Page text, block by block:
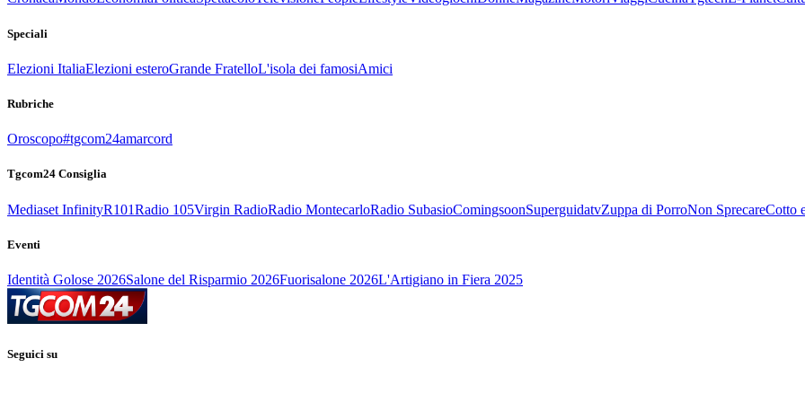
Speciali
Elezioni ItaliaElezioni esteroGrande FratelloL'isola dei famosiAmici
Rubriche
Oroscopo#tgcom24amarcord
Tgcom24 Consiglia
Mediaset InfinityR101Radio 105Virgin RadioRadio MontecarloRadio SubasioComingsoonSuperguidatvZuppa di PorroNon SprecareCotto
Eventi
Identità Golose 2026Salone del Risparmio 2026Fuorisalone 2026L'Artigiano in Fiera 2025
Seguici su